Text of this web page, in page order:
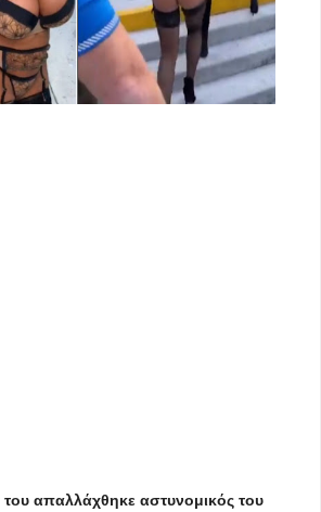
απαλλάχθηκε αστυνομικός του